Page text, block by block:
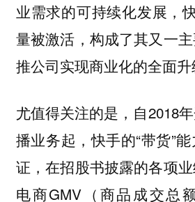
业需求的可持续化发展，
量被激活，构成了其又一
推公司实现商业化的全面升
尤值得关注的是，自2018
播业务起，快手的“带货”
证，在招股书披露的各项
电商GMV（商品成交总